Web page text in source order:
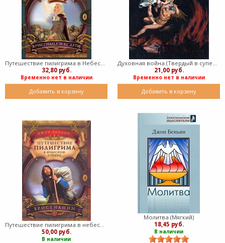
32,80 руб.
Временно нет в наличии
Добавить в корзину
21,00 руб.
Временно нет в наличии
Добавить в корзину
50,00 руб.
В наличии
Молитва (Мягкий)
18,45 руб.
В наличии